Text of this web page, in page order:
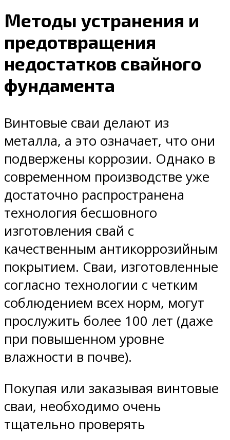
Методы устранения и
предотвращения
недостатков свайного
фундамента
Винтовые сваи делают из
металла, а это означает, что они
подвержены коррозии. Однако в
современном производстве уже
достаточно распространена
технология бесшовного
изготовления свай с
качественным антикоррозийным
покрытием. Сваи, изготовленные
согласно технологии с четким
соблюдением всех норм, могут
прослужить более 100 лет (даже
при повышенном уровне
влажности в почве).
Покупая или заказывая винтовые
сваи, необходимо очень
тщательно проверять